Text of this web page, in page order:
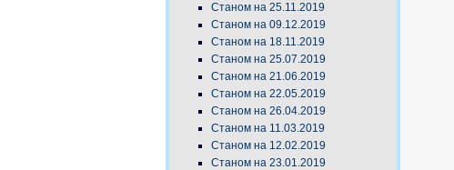
Станом на 25.11.2019
Станом на 09.12.2019
Станом на 18.11.2019
Станом на 25.07.2019
Станом на 21.06.2019
Станом на 22.05.2019
Станом на 26.04.2019
Станом на 11.03.2019
Станом на 12.02.2019
Станом на 23.01.2019